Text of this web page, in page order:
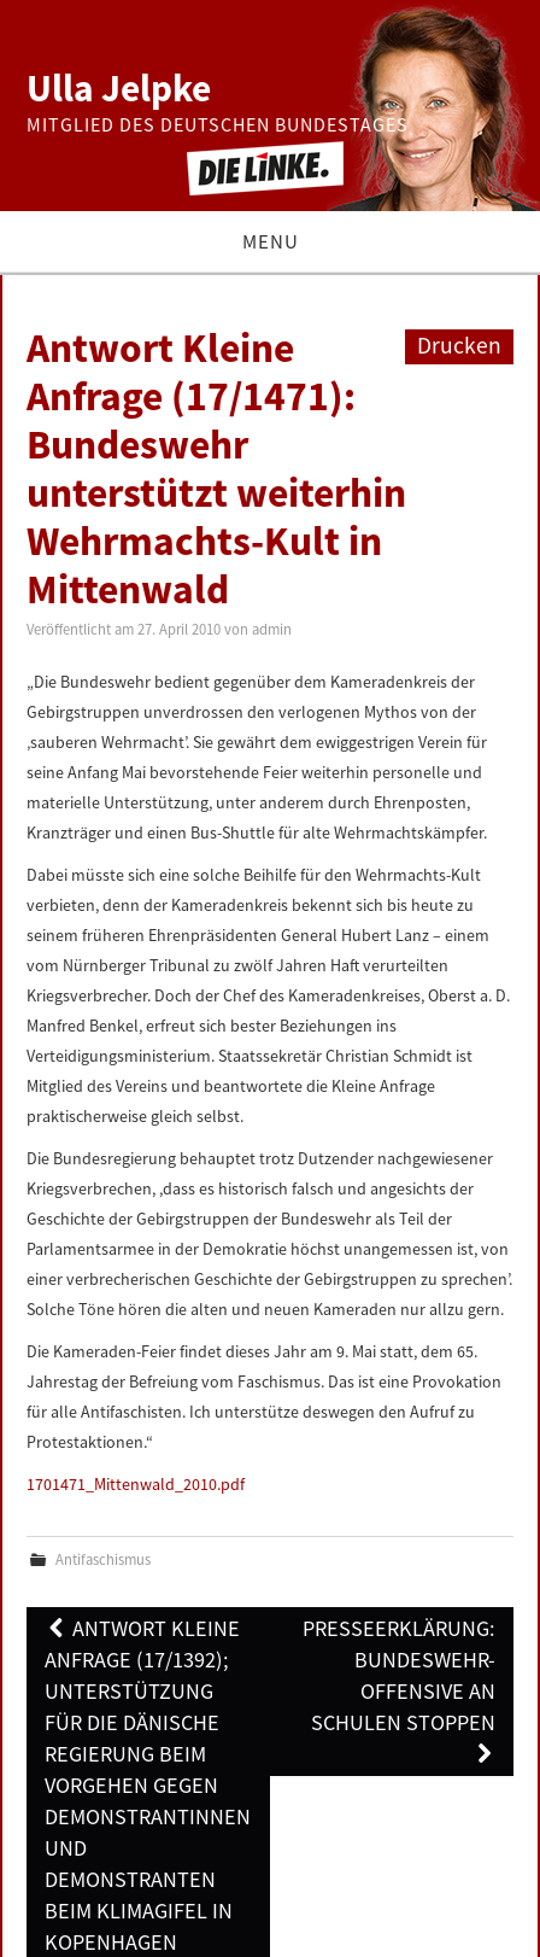
Ulla Jelpke
MITGLIED DES DEUTSCHEN BUNDESTAGES
MENU
BUNDESTAG
PRESSE
ZUR PERSON
LINKS
DATENSCHUTZERKLÄRUNG
IMPRESSUM
Drucken
Antwort Kleine
Anfrage (17/1471):
Bundeswehr
unterstützt weiterhin
Wehrmachts-Kult in
Mittenwald
Veröffentlicht am27. April 2010 vonadmin
„Die Bundeswehr bedient gegenüber dem Kameradenkreis der
Gebirgstruppen unverdrossen den verlogenen Mythos von der
‚sauberen Wehrmacht’. Sie gewährt dem ewiggestrigen Verein für
seine Anfang Mai bevorstehende Feier weiterhin personelle und
materielle Unterstützung, unter anderem durch Ehrenposten,
Kranzträger und einen Bus-Shuttle für alte Wehrmachtskämpfer.
Dabei müsste sich eine solche Beihilfe für den Wehrmachts-Kult
verbieten, denn der Kameradenkreis bekennt sich bis heute zu
seinem früheren Ehrenpräsidenten General Hubert Lanz – einem
vom Nürnberger Tribunal zu zwölf Jahren Haft verurteilten
Kriegsverbrecher. Doch der Chef des Kameradenkreises, Oberst a. D.
Manfred Benkel, erfreut sich bester Beziehungen ins
Verteidigungsministerium. Staatssekretär Christian Schmidt ist
Mitglied des Vereins und beantwortete die Kleine Anfrage
praktischerweise gleich selbst.
Die Bundesregierung behauptet trotz Dutzender nachgewiesener
Kriegsverbrechen, ,dass es historisch falsch und angesichts der
Geschichte der Gebirgstruppen der Bundeswehr als Teil der
Parlamentsarmee in der Demokratie höchst unangemessen ist, von
einer verbrecherischen Geschichte der Gebirgstruppen zu sprechen’.
Solche Töne hören die alten und neuen Kameraden nur allzu gern.
Die Kameraden-Feier findet dieses Jahr am 9. Mai statt, dem 65.
Jahrestag der Befreiung vom Faschismus. Das ist eine Provokation
für alle Antifaschisten. Ich unterstütze deswegen den Aufruf zu
Protestaktionen.“
1701471_Mittenwald_2010.pdf
Antifaschismus
Post
navigation
ANTWORT KLEINE
ANFRAGE (17/1392);
UNTERSTÜTZUNG
FÜR DIE DÄNISCHE
REGIERUNG BEIM
VORGEHEN GEGEN
DEMONSTRANTINNEN
UND
DEMONSTRANTEN
BEIM KLIMAGIFEL IN
KOPENHAGEN
PRESSEERKLÄRUNG:
BUNDESWEHR-
OFFENSIVE AN
SCHULEN STOPPEN